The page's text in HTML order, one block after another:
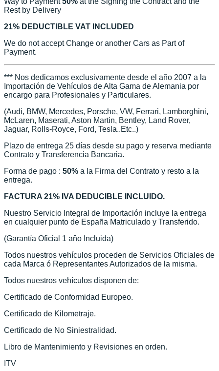
Rest by Delivery
21% DEDUCTIBLE VAT INCLUDED
We do not accept Change or another Cars as Part of
Payment.
*** Nos dedicamos exclusivamente desde el año 2007 a la
Importación de Vehículos de Alta Gama de Alemania por
encargo para Profesionales y Particulares.
(Audi, BMW, Mercedes, Porsche, VW, Ferrari, Lamborghini,
McLaren, Maserati, Aston Martin, Bentley, Land Rover,
Jaguar, Rolls-Royce, Ford, Tesla..Etc..)
Plazo de entrega 25 días desde su pago y reserva mediante
Contrato y Transferencia Bancaria.
Forma de pago : 50% a la Firma del Contrato y resto a la
entrega.
FACTURA 21% IVA DEDUCIBLE INCLUIDO.
Nuestro Servicio Integral de Importación incluye la entrega
en cualquier punto de España Matriculado y Transferido.
(Garantía Oficial 1 aňo Incluida)
Todos nuestros vehículos proceden de Servicios Oficiales de
cada Marca ó Representantes Autorizados de la misma.
Todos nuestros vehículos disponen de:
Certificado de Conformidad Europeo.
Certificado de Kilometraje.
Certificado de No Siniestralidad.
Libro de Mantenimiento y Revisiones en orden.
ITV